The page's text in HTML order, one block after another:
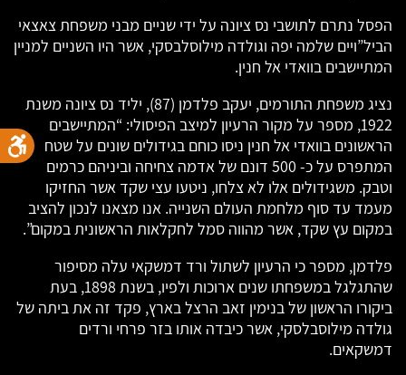
הפסל נתרם לתושבי נס ציונה על ידי שניים מבני משפחת צאצאי
הביל”ויים שלמה יפה וגולדה מילוסלבסקי, אשר היו השניים למניין
המתיישבים בוואדי אל חנין.
נציג משפחת התורמים, יעקב פלדמן (87), יליד נס ציונה משנת
1922, מספר על מקור הרעיון למיצב הפיסולי: “המתיישבים
הראשונים בוואדי אל חנין ניסו כוחם בגידולים שונים על שטח
המתפרס על כ- 500 דונם של אדמה צחיחה וביניהם כרמים
וטבק. משגידולים אלו לא צלחו, ניטעו עצי שקד אשר החזיקו
מעמד עד סוף מלחמת העולם השנייה. אנו מצאנו לנכון להציב
במקום עץ שקד, אשר מהווה סמל לחקלאות הראשונית במקום”.
פלדמן, מספר כי הרעיון לשתול ורד דמשקאי עלה מסיפור
שהתגלגל במשפחתו שנים ארוכות ולפיו, בשנת 1898, בעת
ביקורו הראשון של בנימין זאב הרצל בארץ, פקד זה את ביתה של
גולדה מילוסבלסקי, אשר כיבדה אותו בזר פרחי ורדים
דמשקאים.